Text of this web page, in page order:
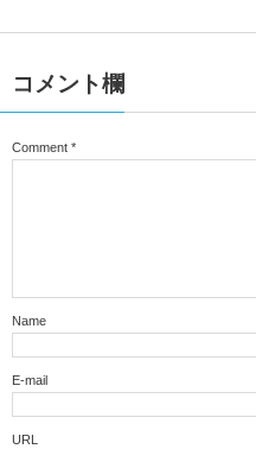
コメント欄
Comment *
Name
E-mail
URL